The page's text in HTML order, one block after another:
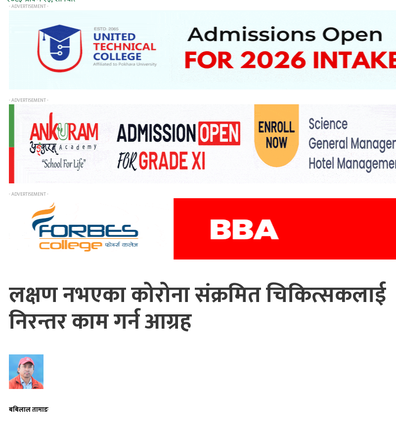
- ADVERTISEMENT -
- ADVERTISEMENT -
- ADVERTISEMENT -
लक्षण नभएका कोरोना संक्रमित चिकित्सकलाई
निरन्तर काम गर्न आग्रह
बबिलाल तामाङ